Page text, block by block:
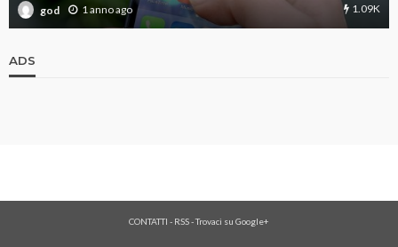
god 1 anno ago 1.09K
ADS
CONTATTI - RSS-Trovaci su Google+